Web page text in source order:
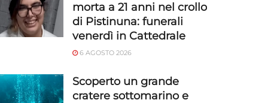
morta a 21 anni nel crollo
di Pistinuna: funerali
venerdì in Cattedrale
6 AGOSTO 2026
Scoperto un grande
cratere sottomarino e